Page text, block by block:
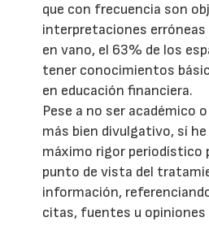
que con frecuencia son
interpretaciones erróneas
en vano, el 63% de los
tener conocimientos
en educación financiera.
Pese a no ser académico
más bien divulgativo, sí he
máximo rigor periodístico
punto de vista del
información,
citas, fuentes u opiniones